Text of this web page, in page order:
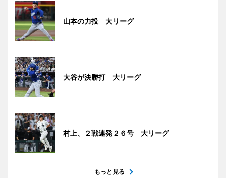
山本の力投 大リーグ
大谷が決勝打 大リーグ
村上、２戦連発２６号 大リーグ
もっと見る